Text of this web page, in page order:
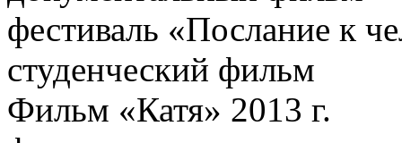
фестиваль «Послание к
студенческий фильм
Фильм «Катя» 2013 г.